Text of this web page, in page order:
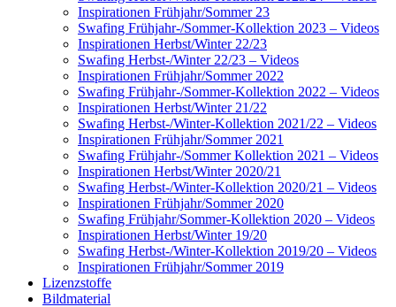
Inspirationen Frühjahr/Sommer 23
Swafing Frühjahr-/Sommer-Kollektion 2023 – Videos
Inspirationen Herbst/Winter 22/23
Swafing Herbst-/Winter 22/23 – Videos
Inspirationen Frühjahr/Sommer 2022
Swafing Frühjahr-/Sommer-Kollektion 2022 – Videos
Inspirationen Herbst/Winter 21/22
Swafing Herbst-/Winter-Kollektion 2021/22 – Videos
Inspirationen Frühjahr/Sommer 2021
Swafing Frühjahr-/Sommer Kollektion 2021 – Videos
Inspirationen Herbst/Winter 2020/21
Swafing Herbst-/Winter-Kollektion 2020/21 – Videos
Inspirationen Frühjahr/Sommer 2020
Swafing Frühjahr/Sommer-Kollektion 2020 – Videos
Inspirationen Herbst/Winter 19/20
Swafing Herbst-/Winter-Kollektion 2019/20 – Videos
Inspirationen Frühjahr/Sommer 2019
Lizenzstoffe
Bildmaterial